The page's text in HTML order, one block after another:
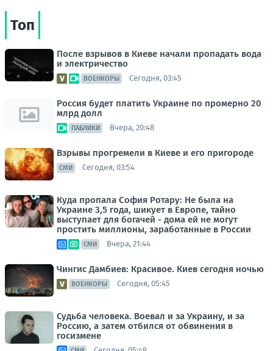
Топ
После взрывов в Киеве начали пропадать вода
и электричество
ВОЕНКОРЫ Сегодня, 03:45
Россия будет платить Украине по промерно 20
млрд долл
ПАБЛИКИ Вчера, 20:48
Взрывы прогремели в Киеве и его пригороде
СМИ Сегодня, 03:54
Куда пропала София Ротару: Не была на
Украине 3,5 года, шикует в Европе, тайно
выступает для богачей - дома ей не могут
простить миллионы, заработанные в России
СМИ Вчера, 21:44
Чингис Дамбиев: Красивое. Киев сегодня ночью
ВОЕНКОРЫ Сегодня, 05:45
Судьба человека. Воевал и за Украину, и за
Россию, а затем отбился от обвинения в
госизмене